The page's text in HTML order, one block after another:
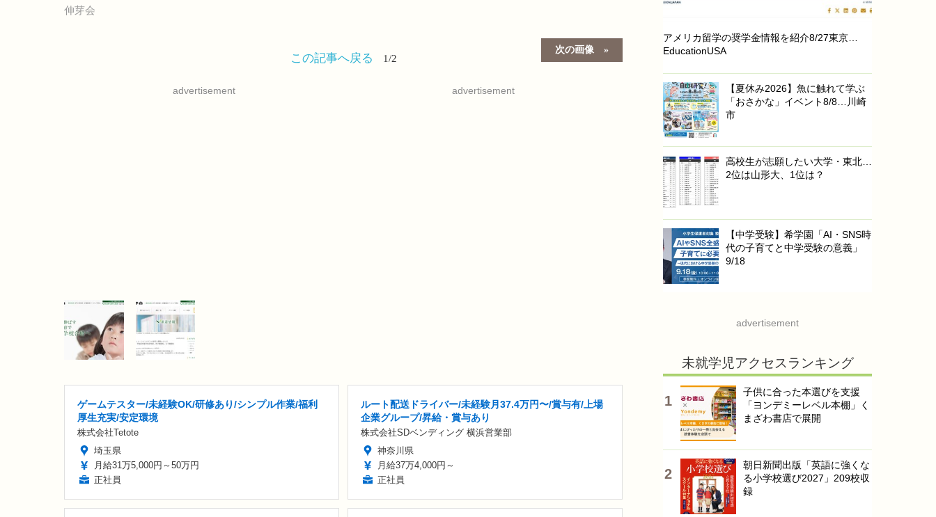
伸芽会
次の画像
この記事へ戻る 1/2
advertisement advertisement
ゲームテスター/未経験OK/研修あり/シンプル作業/福利
厚生充実/安定環境
株式会社Tetote
埼玉県
月給31万5,000円～50万円
正社員
ルート配送ドライバー/未経験月37.4万円〜/賞与有/上場
企業グループ/昇給・賞与あり
株式会社SDベンディング 横浜営業部
神奈川県
月給37万4,000円～
正社員
アメリカ留学の奨学金情報を紹介8/27東京…
EducationUSA
【夏休み2026】魚に触れて学ぶ
「おさかな」イベント8/8…川崎
市
高校生が志願したい大学・東北…
2位は山形大、1位は？
【中学受験】希学園「AI・SNS時
代の子育てと中学受験の意義」
9/18
advertisement
未就学児アクセスランキング
子供に合った本選びを支援
「ヨンデミーレベル本棚」く
まざわ書店で展開
朝日新聞出版「英語に強くな
る小学校選び2027」209校収
録